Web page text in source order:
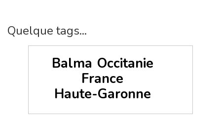
Quelque tags...
Balma Occitanie
France
Haute-Garonne